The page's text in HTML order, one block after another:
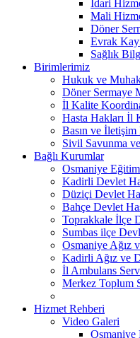
İdari
Mali
Döner
Evrak
Sağlık
Birimlerimiz
Hukuk ve
Döner Sermaye
İl Kalite
Hasta Hakları İl
Basın ve
Sivil Savunma
Bağlı Kurumlar
Osmaniye
Kadirli Devlet
Düziçi Devlet
Bahçe Devlet
Toprakkale İlçe
Sumbas ilçe
Osmaniye Ağız
Kadirli Ağız ve
İl Ambulans
Merkez Toplum
Hizmet Rehberi
Video Galeri
Osmaniye